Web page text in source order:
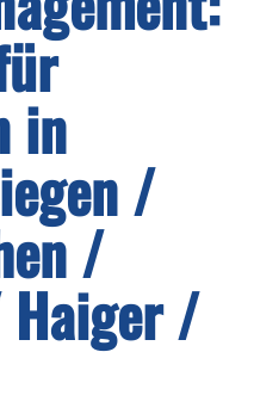
in
/
/
/